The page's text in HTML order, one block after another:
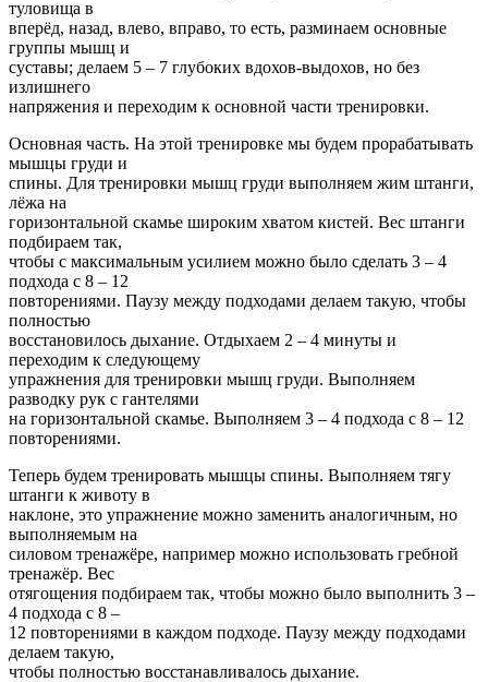
туловища в
вперёд, назад, влево, вправо, то есть, разминаем основные
группы мышц и
суставы; делаем 5 – 7 глубоких вдохов-выдохов, но без
излишнего
напряжения и переходим к основной части тренировки.
Основная часть. На этой тренировке мы будем прорабатывать
мышцы груди и
спины. Для тренировки мышц груди выполняем жим штанги,
лёжа на
горизонтальной скамье широким хватом кистей. Вес штанги
подбираем так,
чтобы с максимальным усилием можно было сделать 3 – 4
подхода с 8 – 12
повторениями. Паузу между подходами делаем такую, чтобы
полностью
восстановилось дыхание. Отдыхаем 2 – 4 минуты и
переходим к следующему
упражнения для тренировки мышц груди. Выполняем
разводку рук с гантелями
на горизонтальной скамье. Выполняем 3 – 4 подхода с 8 – 12
повторениями.
Теперь будем тренировать мышцы спины. Выполняем тягу
штанги к животу в
наклоне, это упражнение можно заменить аналогичным, но
выполняемым на
силовом тренажёре, например можно использовать гребной
тренажёр. Вес
отягощения подбираем так, чтобы можно было выполнить 3 –
4 подхода с 8 –
12 повторениями в каждом подходе. Паузу между подходами
делаем такую,
чтобы полностью восстанавливалось дыхание.